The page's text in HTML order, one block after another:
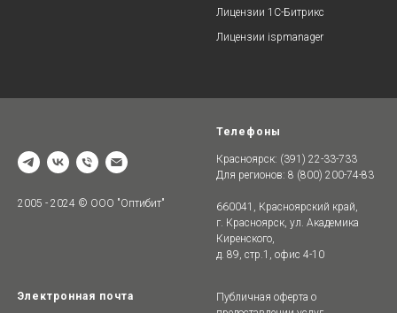
Лицензии 1C-Битрикс
Лицензии ispmanager
2005 - 2024 © ООО "Оптибит"
Телефоны
Красноярск: (391) 22-33-733
Для регионов: 8 (800) 200-74-83
660041, Красноярский край,
г. Красноярск, ул. Академика
Киренского,
д. 89, стр.1, офис 4-10
Электронная почта
Публичная оферта о